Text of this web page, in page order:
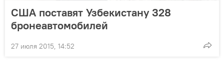
США поставят Узбекистану 328
бронеавтомобилей
27 июля 2015, 14:52